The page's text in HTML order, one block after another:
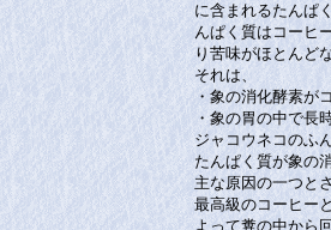
に含まれるたんぱ
んぱく質はコーヒ
り苦味がほとんど
それは、
・象の消化酵素が
・象の胃の中で長
ジャコウネコのふ
たんぱく質が象の
主な原因の一つと
最高級のコーヒー
よって糞の中から